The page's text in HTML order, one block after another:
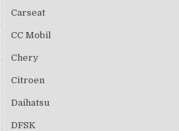
Carseat
CC Mobil
Chery
Citroen
Daihatsu
DFSK